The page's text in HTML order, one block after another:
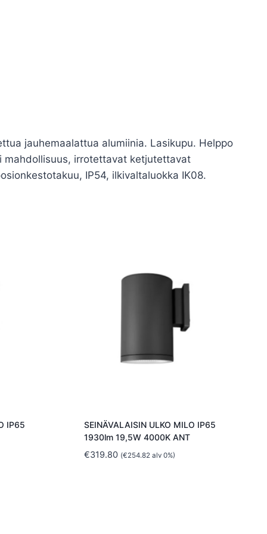
jauhemaalattua alumiinia. Lasikupu. Helppo
mahdollisuus, irrotettavat ketjutettavat
IP54, ilkivaltaluokka IK08.
IP65
SEINÄVALAISIN ULKO MILO IP65
1930lm 19,5W 4000K ANT
€319.80 (€254.82 alv 0%)